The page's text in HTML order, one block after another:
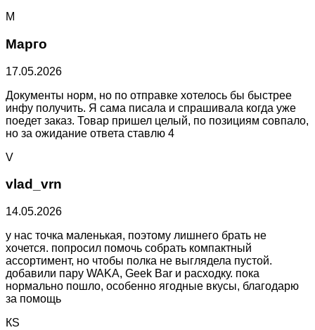
М
Марго
17.05.2026
Документы норм, но по отправке хотелось бы быстрее
инфу получить. Я сама писала и спрашивала когда уже
поедет заказ. Товар пришел целый, по позициям совпало,
но за ожидание ответа ставлю 4
V
vlad_vrn
14.05.2026
у нас точка маленькая, поэтому лишнего брать не
хочется. попросил помочь собрать компактный
ассортимент, но чтобы полка не выглядела пустой.
добавили пару WAKA, Geek Bar и расходку. пока
нормально пошло, особенно ягодные вкусы, благодарю
за помощь
КS